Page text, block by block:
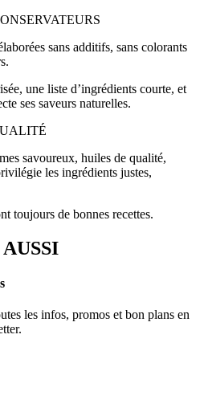
sans additifs, sans colorants
une liste d’ingrédients courte, et
ses saveurs naturelles.
savoureux, huiles de qualité,
les ingrédients justes,
toujours de bonnes recettes.
les infos, promos et bon plans en